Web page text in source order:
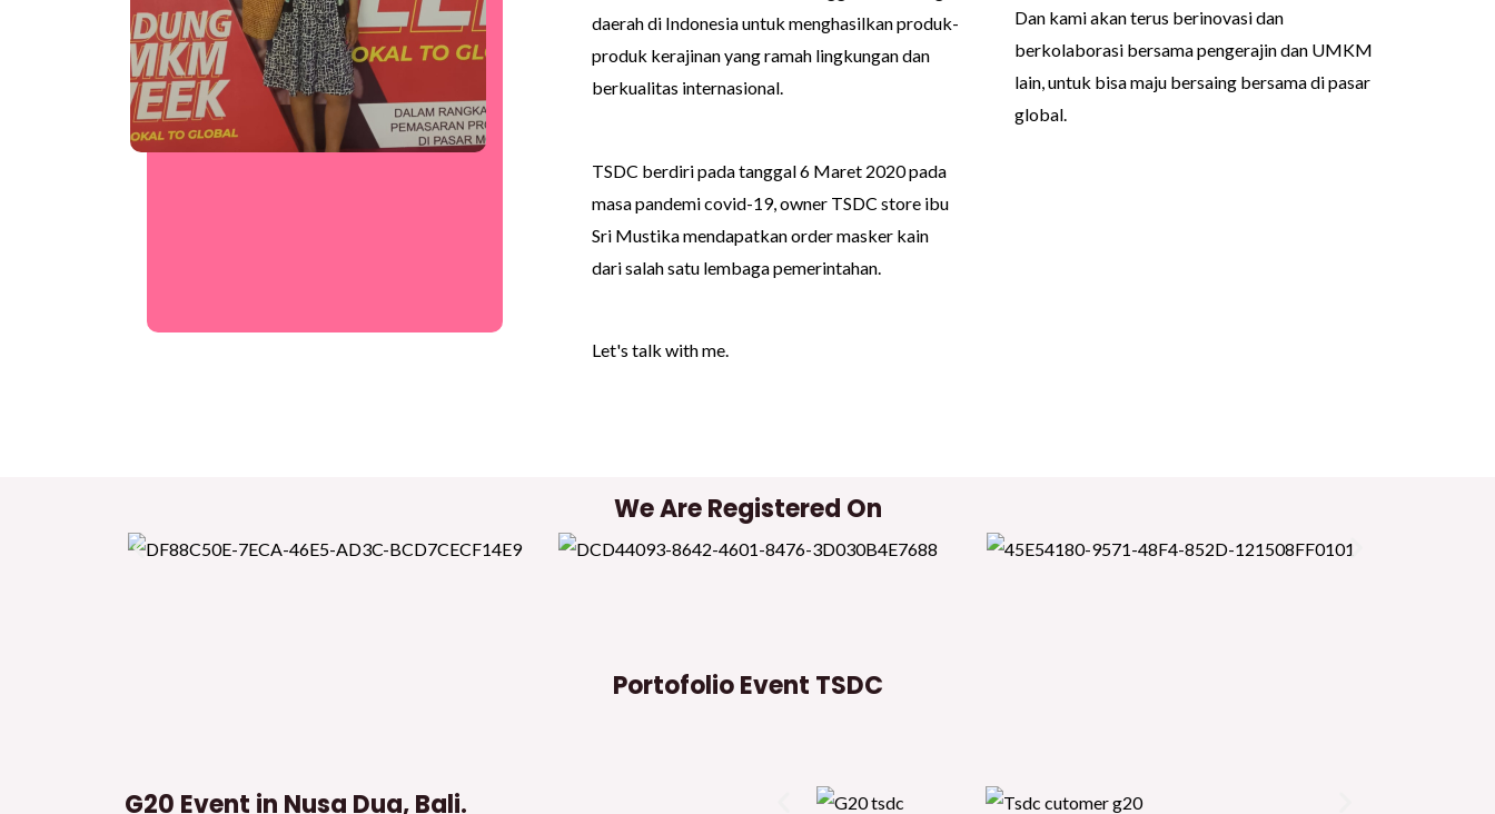
daerah di Indonesia untuk menghasilkan produk-
produk kerajinan yang ramah lingkungan dan
berkualitas internasional.
TSDC berdiri pada tanggal 6 Maret 2020 pada
masa pandemi covid-19, owner TSDC store ibu
Sri Mustika mendapatkan order masker kain
dari salah satu lembaga pemerintahan.
Let's talk with me.
Dan kami akan terus berinovasi dan
berkolaborasi bersama pengerajin dan UMKM
lain, untuk bisa maju bersaing bersama di pasar
global.
We Are Registered On
Portofolio Event TSDC
G20 Event in Nusa Dua, Bali.